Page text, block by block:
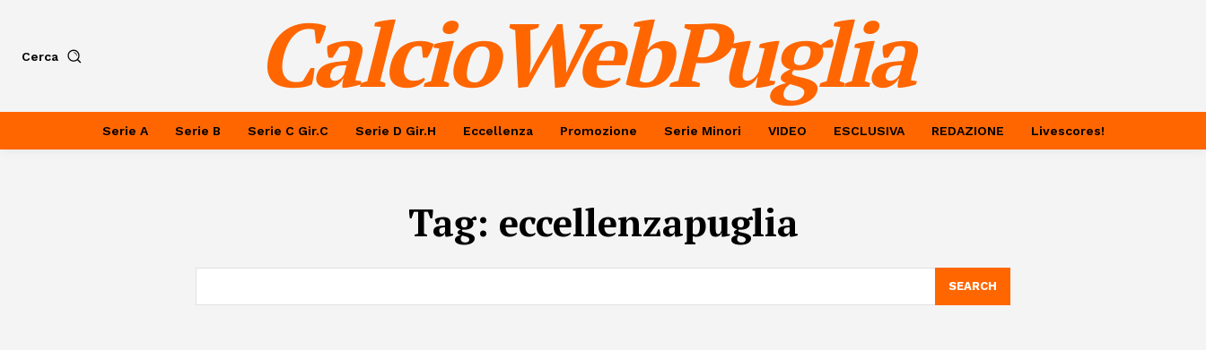
Cerca CalcioWebPuglia
Serie A Serie B Serie C Gir.C Serie D Gir.H Eccellenza Promozione Serie Minori VIDEO ESCLUSIVA REDAZIONE Livescores!
Tag: eccellenzapuglia
SEARCH